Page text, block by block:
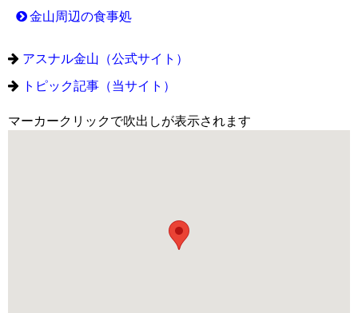
金山周辺の食事処
アスナル金山（公式サイト）
トピック記事（当サイト）
マーカークリックで吹出しが表示されます